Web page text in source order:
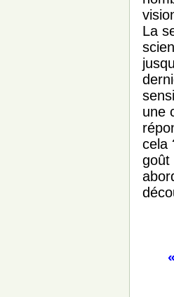
La
une
cela
goût